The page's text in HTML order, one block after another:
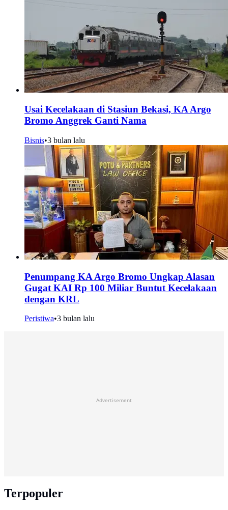
Usai Kecelakaan di Stasiun Bekasi, KA Argo
Bromo Anggrek Ganti Nama
Bisnis•3 bulan lalu
Penumpang KA Argo Bromo Ungkap Alasan
Gugat KAI Rp 100 Miliar Buntut Kecelakaan
dengan KRL
Peristiwa•3 bulan lalu
Advertisement
Terpopuler